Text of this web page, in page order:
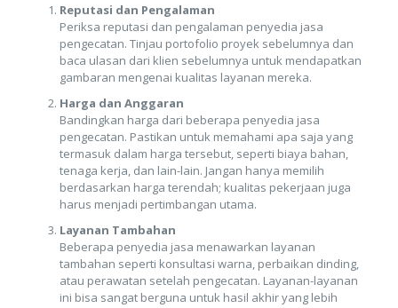
Reputasi dan Pengalaman
Periksa reputasi dan pengalaman penyedia jasa
pengecatan. Tinjau portofolio proyek sebelumnya dan
baca ulasan dari klien sebelumnya untuk mendapatkan
gambaran mengenai kualitas layanan mereka.
Harga dan Anggaran
Bandingkan harga dari beberapa penyedia jasa
pengecatan. Pastikan untuk memahami apa saja yang
termasuk dalam harga tersebut, seperti biaya bahan,
tenaga kerja, dan lain-lain. Jangan hanya memilih
berdasarkan harga terendah; kualitas pekerjaan juga
harus menjadi pertimbangan utama.
Layanan Tambahan
Beberapa penyedia jasa menawarkan layanan
tambahan seperti konsultasi warna, perbaikan dinding,
atau perawatan setelah pengecatan. Layanan-layanan
ini bisa sangat berguna untuk hasil akhir yang lebih